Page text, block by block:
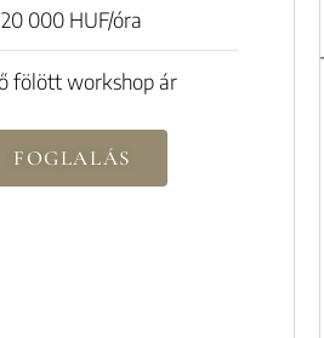
20 000 HUF/óra
fölött workshop ár
FOGLALÁS